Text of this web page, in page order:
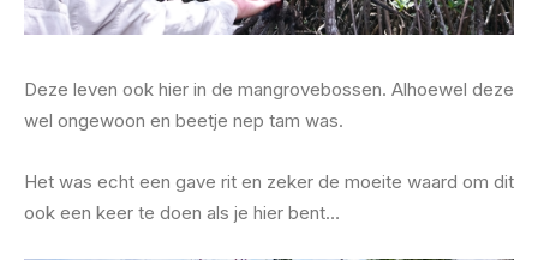
Deze leven ook hier in de mangrovebossen. Alhoewel deze
wel ongewoon en beetje nep tam was.
Het was echt een gave rit en zeker de moeite waard om dit
ook een keer te doen als je hier bent…